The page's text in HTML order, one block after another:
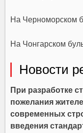
На Черноморском
На Чонгарском
Новости
При разработке
пожелания
современных
введения